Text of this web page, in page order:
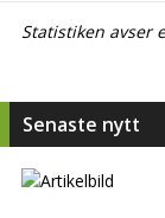
Statistiken avser
Senaste nytt